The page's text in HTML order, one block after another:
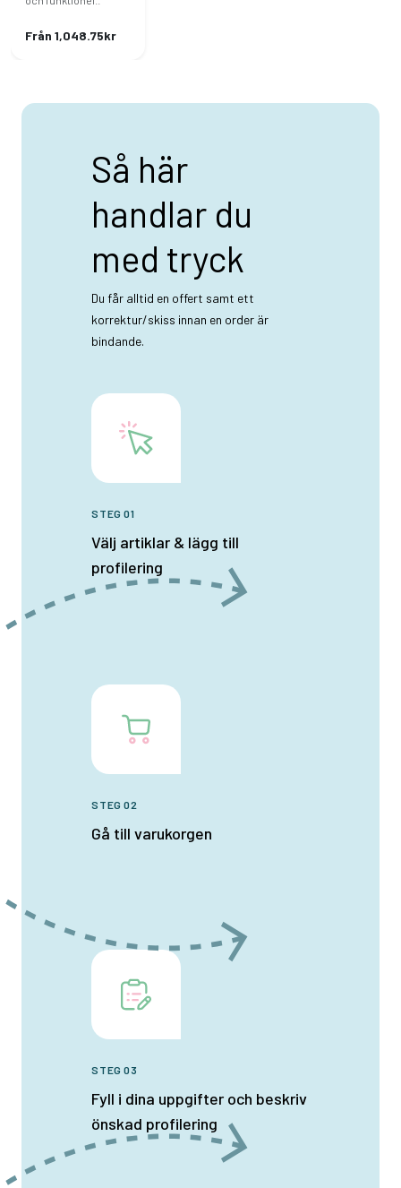
Från 1,048.75kr
Så här
handlar du
med tryck
Du får alltid en offert samt ett
korrektur/skiss innan en order är
bindande.
STEG 01
Välj artiklar & lägg till
profilering
STEG 02
Gå till varukorgen
STEG 03
Fyll i dina uppgifter och beskriv
önskad profilering